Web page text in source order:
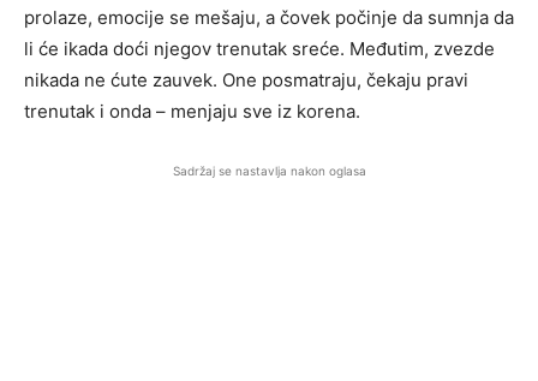
prolaze, emocije se mešaju, a čovek počinje da sumnja da
li će ikada doći njegov trenutak sreće. Međutim, zvezde
nikada ne ćute zauvek. One posmatraju, čekaju pravi
trenutak i onda – menjaju sve iz korena.
Sadržaj se nastavlja nakon oglasa